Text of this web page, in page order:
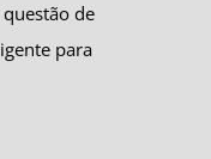
de
para